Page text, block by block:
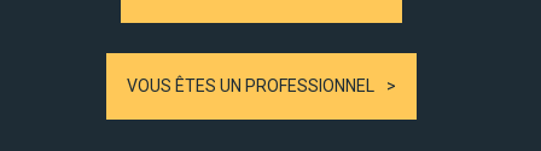
VOUS ÊTES UN PROFESSIONNEL